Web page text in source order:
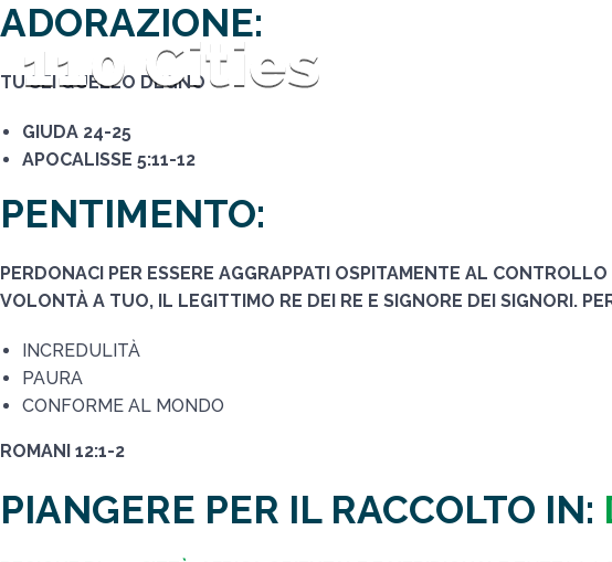
ADORAZIONE:
TU SEI QUELLO DEGNO
GIUDA 24-25
APOCALISSE 5:11-12
PENTIMENTO:
PERDONACI PER ESSERE AGGRAPPATI OSPITAMENTE AL
VOLONTÀ A TUO, IL LEGITTIMO RE DEI RE E SIGNORE DEI SIGNORI.
INCREDULITÀ
PAURA
CONFORME AL MONDO
ROMANI 12:1-2
PIANGERE PER IL RACCOLTO IN: